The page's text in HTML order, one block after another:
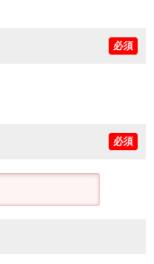
必須
必須